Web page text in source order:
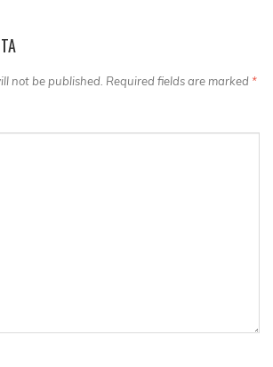
not be published. Required fields are marked *